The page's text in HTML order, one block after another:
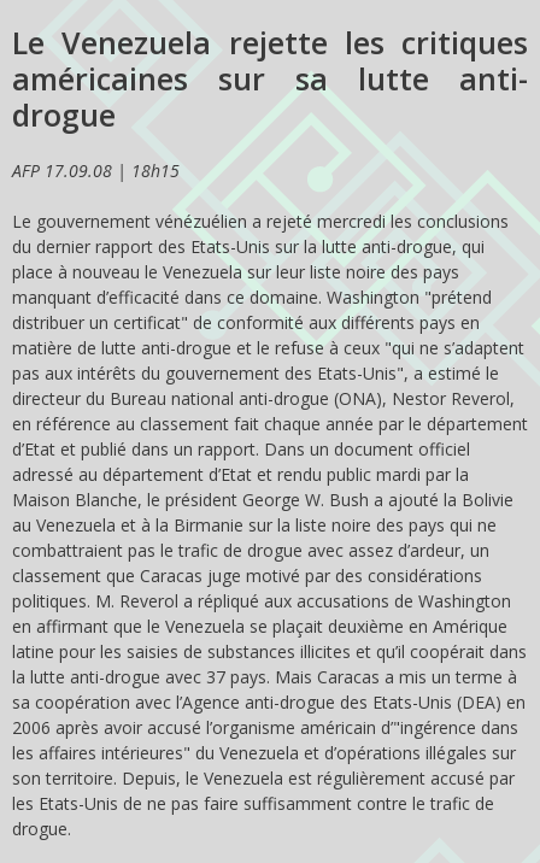
Le Venezuela rejette les critiques
américaines sur sa lutte anti-
drogue
AFP 17.09.08 | 18h15
Le gouvernement vénézuélien a rejeté mercredi les conclusions
du dernier rapport des Etats-Unis sur la lutte anti-drogue, qui
place à nouveau le Venezuela sur leur liste noire des pays
manquant d’efficacité dans ce domaine. Washington "prétend
distribuer un certificat" de conformité aux différents pays en
matière de lutte anti-drogue et le refuse à ceux "qui ne s’adaptent
pas aux intérêts du gouvernement des Etats-Unis", a estimé le
directeur du Bureau national anti-drogue (ONA), Nestor Reverol,
en référence au classement fait chaque année par le département
d’Etat et publié dans un rapport. Dans un document officiel
adressé au département d’Etat et rendu public mardi par la
Maison Blanche, le président George W. Bush a ajouté la Bolivie
au Venezuela et à la Birmanie sur la liste noire des pays qui ne
combattraient pas le trafic de drogue avec assez d’ardeur, un
classement que Caracas juge motivé par des considérations
politiques. M. Reverol a répliqué aux accusations de Washington
en affirmant que le Venezuela se plaçait deuxième en Amérique
latine pour les saisies de substances illicites et qu’il coopérait dans
la lutte anti-drogue avec 37 pays. Mais Caracas a mis un terme à
sa coopération avec l’Agence anti-drogue des Etats-Unis (DEA) en
2006 après avoir accusé l’organisme américain d’"ingérence dans
les affaires intérieures" du Venezuela et d’opérations illégales sur
son territoire. Depuis, le Venezuela est régulièrement accusé par
les Etats-Unis de ne pas faire suffisamment contre le trafic de
drogue.